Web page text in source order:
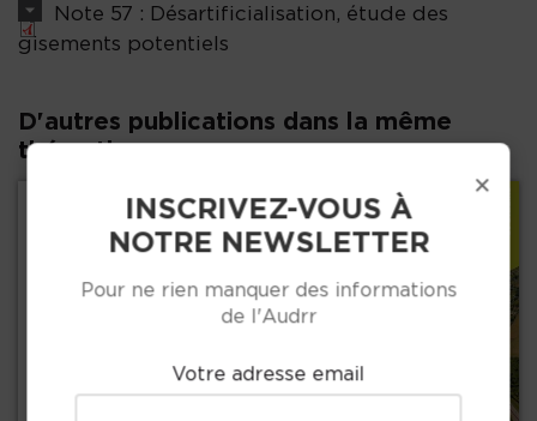
Note 57 : Désartificialisation, étude des
gisements potentiels
D'autres publications dans la même
thématique :
Précédent
×
INSCRIVEZ-VOUS À
NOTRE NEWSLETTER
Pour ne rien manquer des informations
de l'Audrr
Votre adresse email